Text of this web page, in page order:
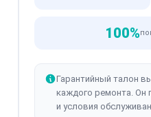
100%
Гарантийный талон
каждого ремонта. Он
и условия